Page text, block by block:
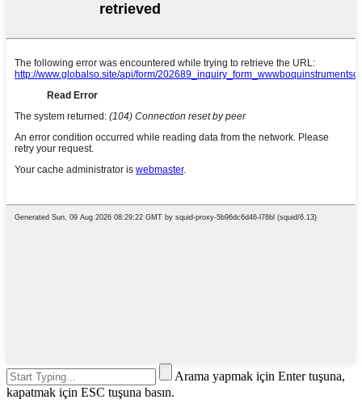
Arama yapmak için Enter tuşuna,
kapatmak için ESC tuşuna basın.